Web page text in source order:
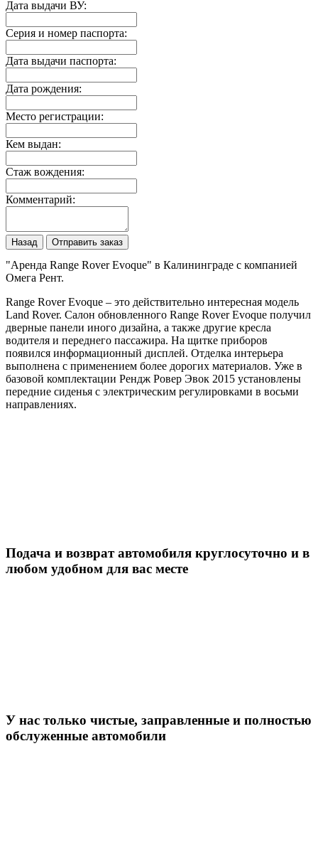
Дата выдачи ВУ:
Серия и номер паспорта:
Дата выдачи паспорта:
Дата рождения:
Место регистрации:
Кем выдан:
Стаж вождения:
Комментарий:
Назад Отправить заказ
"Аренда Range Rover Evoque" в Калининграде с компанией
Омега Рент.
Range Rover Evoque – это действительно интересная модель
Land Rover. Салон обновленного Range Rover Evoque получил
дверные панели иного дизайна, а также другие кресла
водителя и переднего пассажира. На щитке приборов
появился информационный дисплей. Отделка интерьера
выполнена с применением более дорогих материалов. Уже в
базовой комплектации Рендж Ровер Эвок 2015 установлены
передние сиденья с электрическим регулировками в восьми
направлениях.
Подача и возврат автомобиля круглосуточно и в
любом удобном для вас месте
У нас только чистые, заправленные и полностью
обслуженные автомобили